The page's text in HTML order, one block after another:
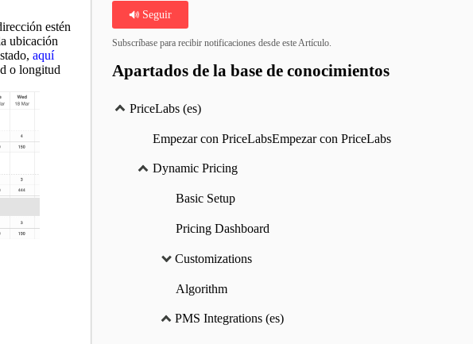
estén
ubicación
aquí
o longitud
Seguir
Subscríbase para recibir notificaciones desde este Artículo.
Apartados de la base de conocimientos
PriceLabs (es)
Empezar con PriceLabsEmpezar con PriceLabs
Dynamic Pricing
Basic Setup
Pricing Dashboard
Customizations
Algorithm
PMS Integrations (es)